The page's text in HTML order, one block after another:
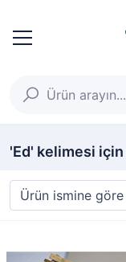
'Ed' kelimesi